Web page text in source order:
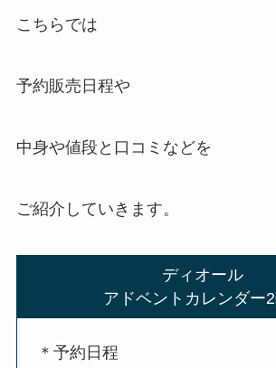
こちらでは
予約販売日程や
中身や値段と口コミなどを
ご紹介していきます。
ディオール
アドベントカレンダー
＊予約日程